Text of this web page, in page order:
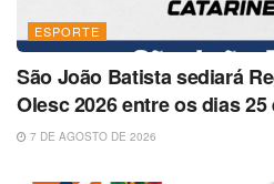
ESPORTE
São João Batista sediará
Olesc 2026 entre os dias
7 DE AGOSTO DE 2026